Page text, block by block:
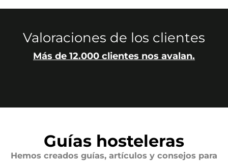
Valoraciones de los clientes
Más de 12.000 clientes nos avalan.
Guías hosteleras
Hemos creados guías, artículos y consejos para